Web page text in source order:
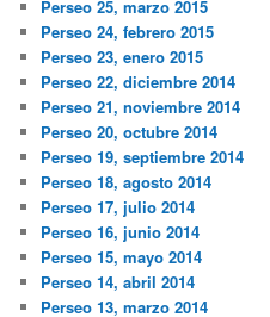
Perseo 25, marzo 2015
Perseo 24, febrero 2015
Perseo 23, enero 2015
Perseo 22, diciembre 2014
Perseo 21, noviembre 2014
Perseo 20, octubre 2014
Perseo 19, septiembre 2014
Perseo 18, agosto 2014
Perseo 17, julio 2014
Perseo 16, junio 2014
Perseo 15, mayo 2014
Perseo 14, abril 2014
Perseo 13, marzo 2014